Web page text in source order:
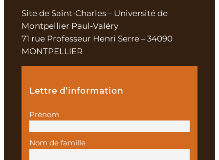
Site de Saint-Charles – Université de
Montpellier Paul-Valéry
71 rue Professeur Henri Serre – 34090
MONTPELLIER
Lettre d’information
Prénom
Nom de famille